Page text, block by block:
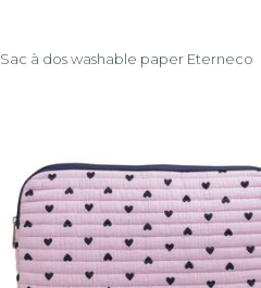
Sac à dos washable paper Eterneco